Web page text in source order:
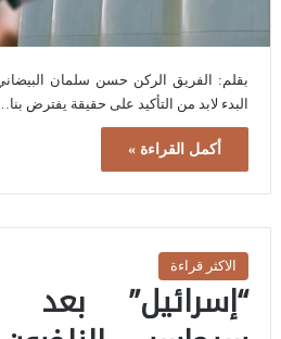
بقلم: الفريق الركن حسن سلمان
البدء لابد من التأكيد على حقيقة يفترض
أكمل القراءة »
الاكثر قراءة
“إسرائيل”